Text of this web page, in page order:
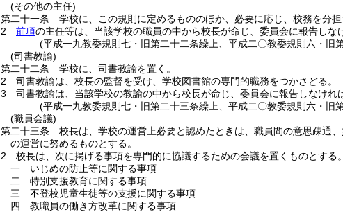
(その他の主任)
第二十一条
学校に、この規則に定めるもののほか、必要に応じ、校務を分
2
前項の主任等は、当該学校の職員の中から校長が命じ、委員会に報告しな
(平成一九教委規則七・旧第二十二条繰上、平成二〇教委規則六・旧
(司書教諭)
第二十二条
学校に、司書教諭を置く。
2
司書教諭は、校長の監督を受け、学校図書館の専門的職務をつかさどる。
3
司書教諭は、当該学校の教諭の中から校長が命じ、委員会に報告しなけれ
(平成一九教委規則七・旧第二十三条繰上、平成二〇教委規則六・
(職員会議)
第二十三条
校長は、学校の運営上必要と認めたときは、職員間の意思疎通
の運営に努めるものとする。
2
校長は、次に掲げる事項を専門的に協議するための会議を置くものとする。
一
いじめの防止等に関する事項
二
特別支援教育に関する事項
三
不登校児童生徒等の支援に関する事項
四
教職員の働き方改革に関する事項